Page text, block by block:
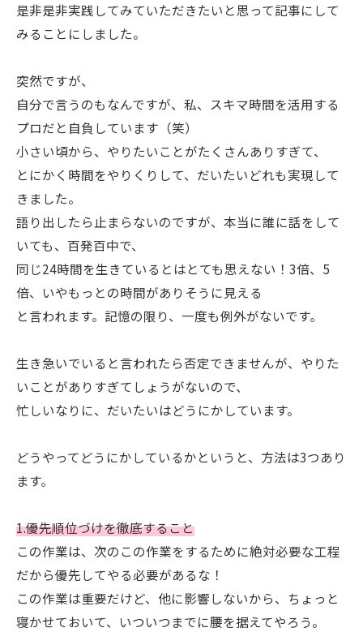
是非是非実践してみていただきたいと思って記事にして
みることにしました。
突然ですが、
自分で言うのもなんですが、私、スキマ時間を活用する
プロだと自負しています（笑）
小さい頃から、やりたいことがたくさんありすぎて、
とにかく時間をやりくりして、だいたいどれも実現して
きました。
語り出したら止まらないのですが、本当に誰に話をして
いても、百発百中で、
同じ24時間を生きているとはとても思えない！3倍、5
倍、いやもっとの時間がありそうに見える
と言われます。記憶の限り、一度も例外がないです。
生き急いでいると言われたら否定できませんが、やりた
いことがありすぎてしょうがないので、
忙しいなりに、だいたいはどうにかしています。
どうやってどうにかしているかというと、方法は3つあり
ます。
1.優先順位づけを徹底すること
この作業は、次のこの作業をするために絶対必要な工程
だから優先してやる必要があるな！
この作業は重要だけど、他に影響しないから、ちょっと
寝かせておいて、いついつまでに腰を据えてやろう。